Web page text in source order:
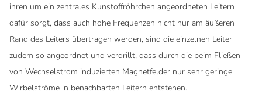
ihren um ein zentrales Kunstoffröhrchen angeordneten Leitern
dafür sorgt, dass auch hohe Frequenzen nicht nur am äußeren
Rand des Leiters übertragen werden, sind die einzelnen Leiter
zudem so angeordnet und verdrillt, dass durch die beim Fließen
von Wechselstrom induzierten Magnetfelder nur sehr geringe
Wirbelströme in benachbarten Leitern entstehen.